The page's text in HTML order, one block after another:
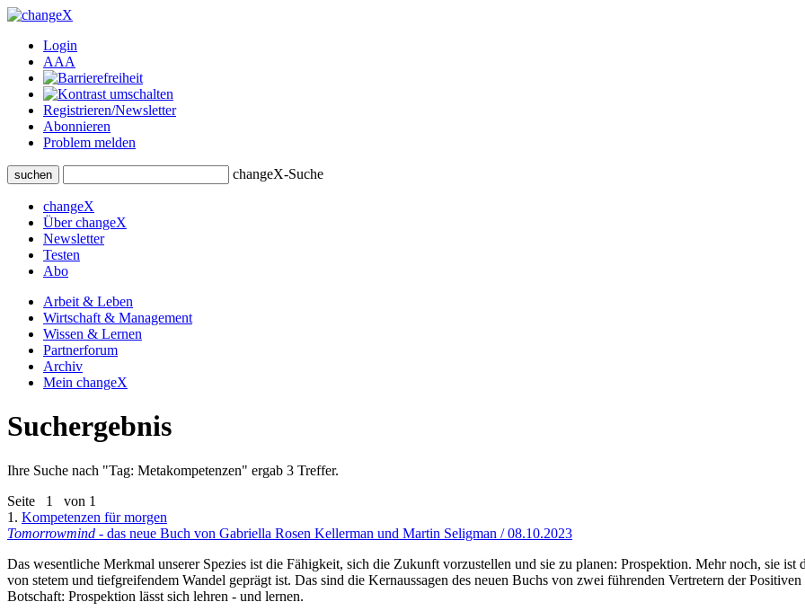
Login
AAA
Registrieren/Newsletter
Abonnieren
Problem melden
suchen changeX-Suche
changeX
Über changeX
Newsletter
Testen
Abo
Arbeit & Leben
Wirtschaft & Management
Wissen & Lernen
Partnerforum
Archiv
Mein changeX
Suchergebnis
Ihre Suche nach "Tag: Metakompetenzen" ergab 3 Treffer.
Seite 1
von 1
1. Kompetenzen für morgen
Tomorrowmind - das neue Buch von Gabriella Rosen Kellerman und Martin Seligman / 08.10.2023
Das wesentliche Merkmal unserer Spezies ist die Fähigkeit, sich die Zukunft vorzustellen und sie zu planen: Prospektion. Mehr noch, sie
von stetem und tiefgreifendem Wandel geprägt ist. Das sind die Kernaussagen des neuen Buchs von zwei führenden Vertretern der
Botschaft: Prospektion lässt sich lehren - und lernen.